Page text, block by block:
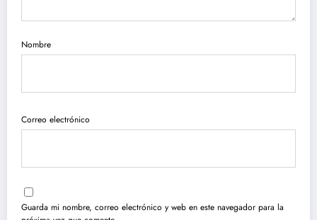
Nombre
Correo electrónico
Guarda mi nombre, correo electrónico y web en este navegador para la